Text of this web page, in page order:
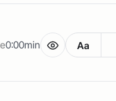
0:00min Aa